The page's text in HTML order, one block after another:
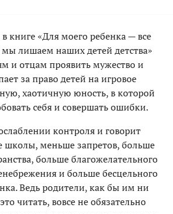
книге «Для моего ребенка — все
лишаем наших детей детства»
и отцам проявить мужество и
за право детей на игровое
хаотичную юность, в которой
себя и совершать ошибки.
контроля и говорит
меньше запретов, больше
больше благожелательного
и больше бесцельного
Ведь родители, как бы им ни
читать, вовсе не обязательно